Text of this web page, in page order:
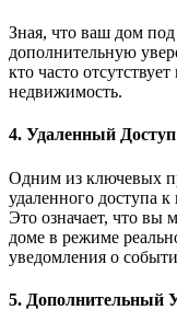
Зная, что ваш дом
дополнительную
кто часто
недвижимость.
4. Удаленный Доступ
Одним из ключевых
удаленного доступа
Это означает, что вы
доме в режиме
уведомления о
5. Дополнительный